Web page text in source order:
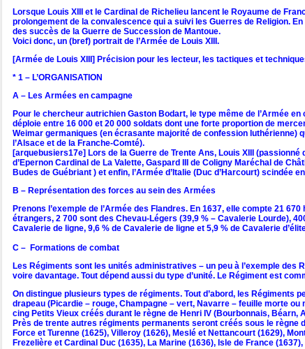
Lorsque Louis XIII et le Cardinal de Richelieu lancent le Royaume de
prolongement de la convalescence qui a suivi les Guerres de Religion.
des succès de la Guerre de Succession de Mantoue.
Voici donc, un (bref) portrait de l’Armée de Louis XIII.
[Armée de Louis XIII] Précision pour les lecteur, les tactiques et
* 1 – L’ORGANISATION
A – Les Armées en campagne
Pour le chercheur autrichien Gaston Bodart, le type même de l’Armée
déploie entre 16 000 et 20 000 soldats dont une forte proportion de
Weimar germaniques (en écrasante majorité de confession luthérienne)
l’Alsace et de la Franche-Comté).
[arquebusiers17e] Lors de la Guerre de Trente Ans, Louis XIII
d’Epernon Cardinal de La Valette, Gaspard III de Coligny Maréchal de
Budes de Guébriant ) et enfin, l’Armée d’Italie (Duc d’Harcourt)
B – Représentation des forces au sein des Armées
Prenons l’exemple de l’Armée des Flandres. En 1637, elle compte 21
étrangers, 2 700 sont des Chevau-Légers (39,9 % – Cavalerie Lourde),
Cavalerie de ligne, 9,6 % de Cavalerie de ligne et 5,9 % de Cavalerie
C – Formations de combat
Les Régiments sont les unités administratives – un peu à l’exemple
voire davantage. Tout dépend aussi du type d’unité. Le Régiment est
On distingue plusieurs types de régiments. Tout d’abord, les Régiments
drapeau (Picardie – rouge, Champagne – vert, Navarre – feuille morte
cing Petits Vieux créés durant le règne de Henri IV (Bourbonnais,
Près de trente autres régiments permanents seront créés sous le règne
Force et Turenne (1625), Villeroy (1626), Meslé et Nettancourt (1629),
Frezelière et Cardinal Duc (1635), La Marine (1636), Isle de France